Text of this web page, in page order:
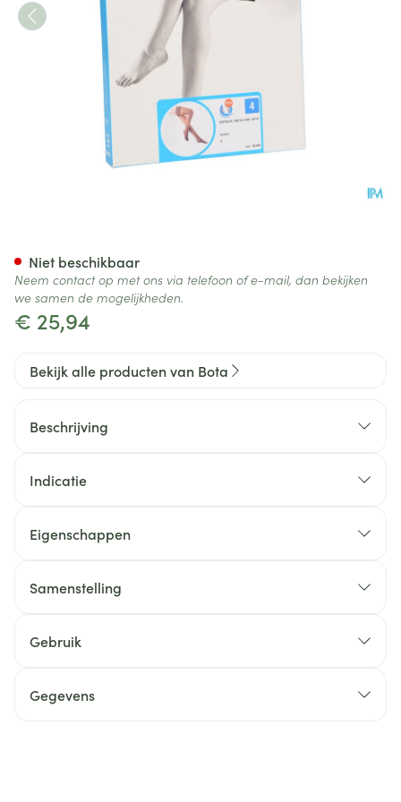
€ 25,94
Niet beschikbaar
Neem contact op met ons via telefoon of e-mail, dan bekijken
we samen de mogelijkheden.
Bekijk alle producten van Bota
Beschrijving
Indicatie
Eigenschappen
Samenstelling
Gebruik
Gegevens